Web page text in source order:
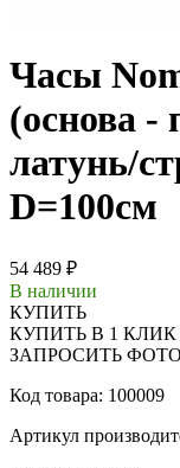
Часы
(основа -
латунь/
D=100см
54 489 ₽
В наличии
КУПИТЬ
КУПИТЬ В 1 КЛИК
ЗАПРОСИТЬ ФОТО
Код товара: 100009
Артикул